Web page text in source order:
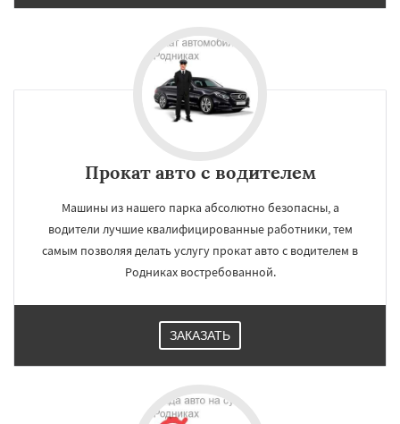
Прокат авто с водителем
Машины из нашего парка абсолютно безопасны, а
водители лучшие квалифицированные работники, тем
самым позволяя делать услугу прокат авто с водителем в
Родниках востребованной.
ЗАКАЗАТЬ